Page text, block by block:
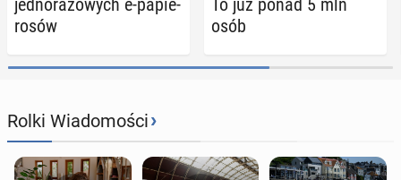
jed­no­ra­zo­wych e-pa­pie­
ro­sów
To już ponad 5 mln
osób
Rolki Wiadomości›